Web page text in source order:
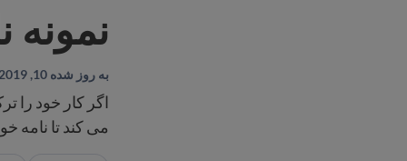
نمونه
به روز شده 10, 2019
اگر کار خود را
می کند تا نامه